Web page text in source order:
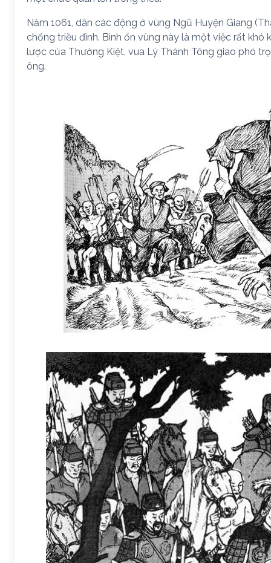
Năm 1061, dân các động ở vùng Ngũ Huyện Giang
chống triều đình. Bình ổn vùng này là một việc rất khó
lược của Thường Kiệt, vua Lý Thánh Tông giao phó
ông.